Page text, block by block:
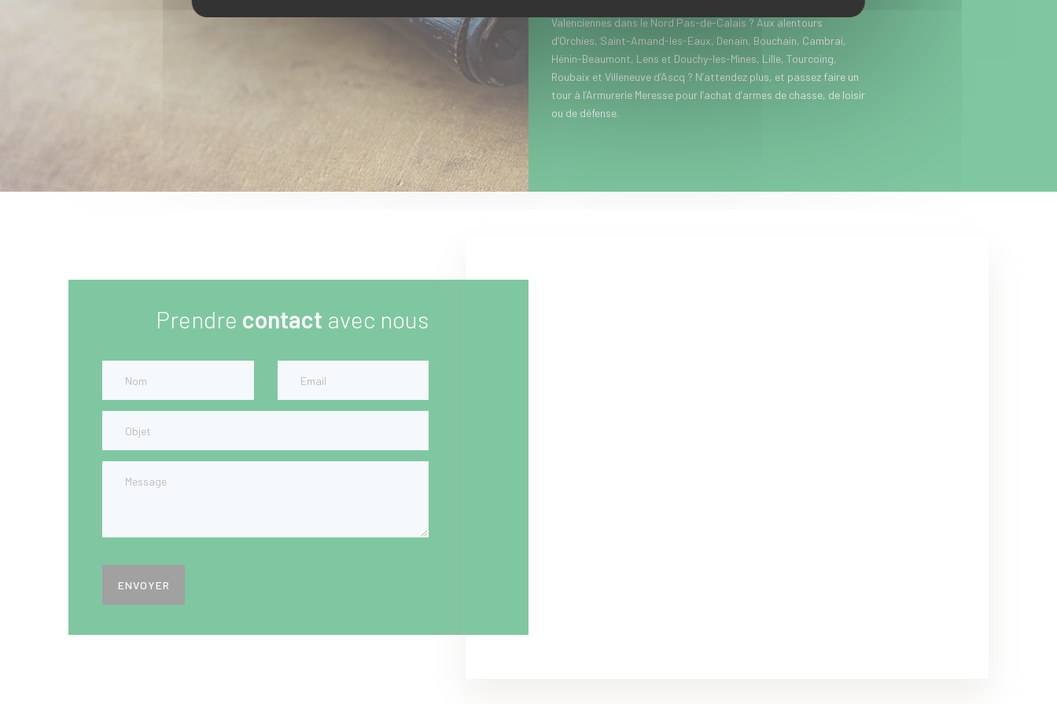
lunettes de chasse...). Vous habitez près de Somain, entre Douai et
Valenciennes dans le Nord Pas-de-Calais ? Aux alentours
d’Orchies, Saint-Amand-les-Eaux, Denain, Bouchain, Cambrai,
Hénin-Beaumont, Lens et Douchy-les-Mines, Lille, Tourcoing,
Roubaix et Villeneuve d’Ascq ? N’attendez plus, et passez faire un
tour à l’Armurerie Meresse pour l’achat d’armes de chasse, de loisir
ou de défense.
Prendre contact avec nous
ENVOYER